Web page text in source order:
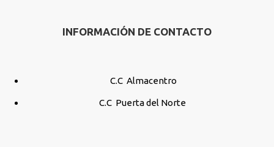
INFORMACIÓN DE CONTACTO
C.C Almacentro
C.C Puerta del Norte